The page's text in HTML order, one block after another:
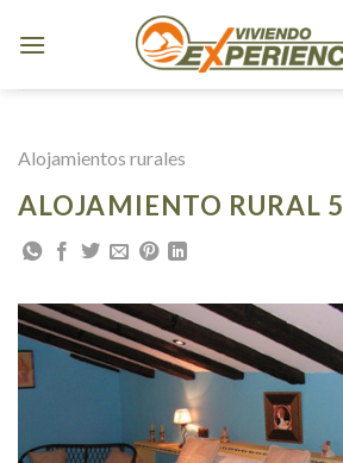
Alojamientos rurales
ALOJAMIENTO RURAL 5